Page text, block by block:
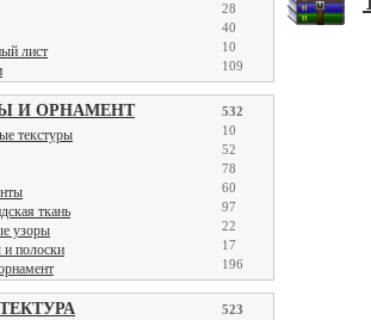
28
40
лист 10
109
И ОРНАМЕНТ 532
текстуры 10
52
78
60
ткань 97
узоры 22
полоски 17
196
523